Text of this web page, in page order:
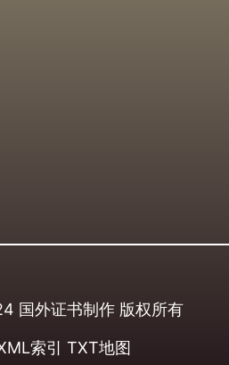
国外证书制作 版权所有
索引 TXT地图